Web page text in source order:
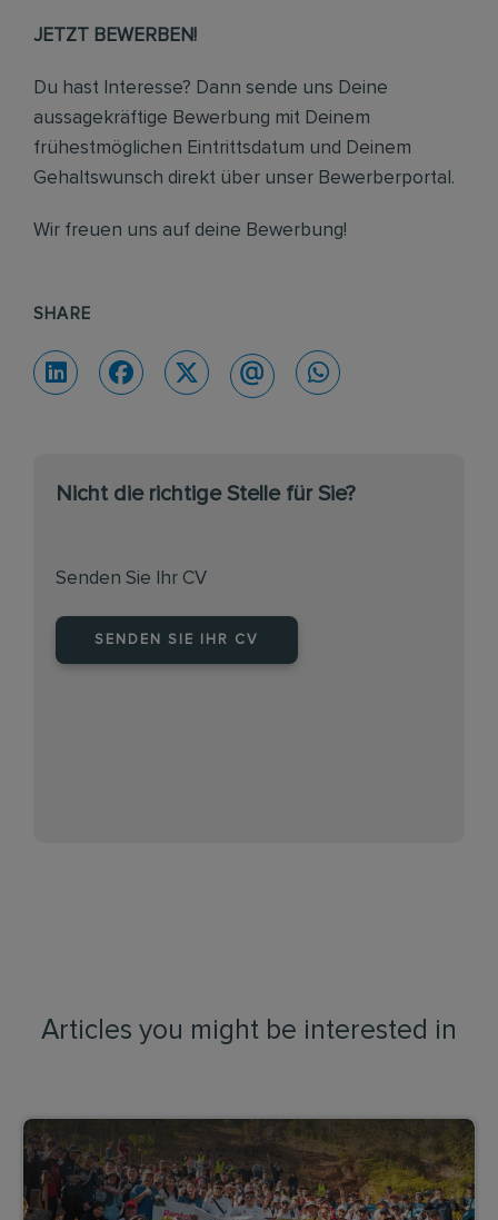
JETZT BEWERBEN!
Du hast Interesse? Dann sende uns Deine
aussagekräftige Bewerbung mit Deinem
frühestmöglichen Eintrittsdatum und Deinem
Gehaltswunsch direkt über unser Bewerberportal.
Wir freuen uns auf deine Bewerbung!
SHARE
Nicht die richtige Stelle für Sie?
Senden Sie Ihr CV
SENDEN SIE IHR CV
Articles you might be interested in